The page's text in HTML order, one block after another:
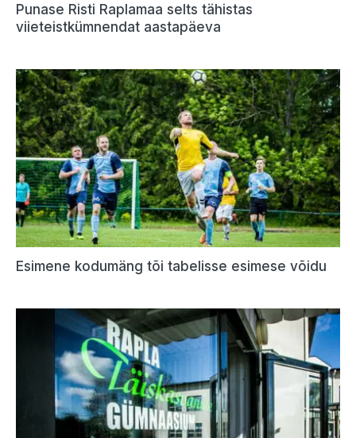
Punase Risti Raplamaa selts tähistas
viieteistkümnendat aastapäeva
Esimene kodumäng tõi tabelisse esimese võidu